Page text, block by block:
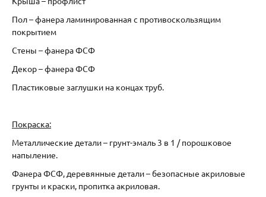
Пол – фанера ламинированная с противоскользящим
покрытием
Стены – фанера ФСФ
Декор – фанера ФСФ
Пластиковые заглушки на концах труб.
Покраска:
Металлические детали – грунт-эмаль 3 в 1 / порошковое
напыление.
Фанера ФСФ, деревянные детали – безопасные акриловые
грунты и краски, пропитка акриловая.